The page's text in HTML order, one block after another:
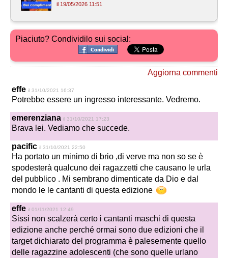
il 19/05/2026 11:51
Piaciuto? Condividilo sui social:
Aggiorna commenti
effe il 31/10/2021 16:37
Potrebbe essere un ingresso interessante. Vedremo.
emerenziana il 31/10/2021 17:23
Brava lei. Vediamo che succede.
pacific il 31/10/2021 22:50
Ha portato un minimo di brio ,di verve ma non so se è
spodesterà qualcuno dei ragazzetti che causano le urla
del pubblico . Mi sembrano dimenticate da Dio e dal
mondo le le cantanti di questa edizione
effe il 01/11/2021 12:49
Sissi non scalzerà certo i cantanti maschi di questa
edizione anche perché ormai sono due edizioni che il
target dichiarato del programma è palesemente quello
delle ragazzine adolescenti (che sono quelle urlano